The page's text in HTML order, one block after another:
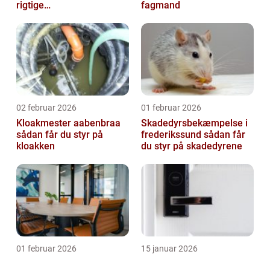
rigtige
fagmand
02 februar 2026
Kloakmester aabenbraa
sådan får du styr på
kloakken
01 februar 2026
Skadedyrsbekæmpelse i
frederikssund sådan får
du styr på skadedyrene
01 februar 2026 15 januar 2026